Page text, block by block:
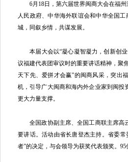
6月18日，第六届世界闽商大会在福州
人民政府、中华海外联谊会和中华全国
城，同叙乡情，共谋发展。
本届大会以“凝心凝智凝力，创新创业
议福建代表团审议时的重要讲话精神，聚
天下先、爱拼才会赢”的闽商风采，突出
机，引导广大闽商和海内外企业家到闽
更大力量支撑。
全国政协副主席、全国工商联主席高
要讲话。活动由省长唐登杰主持。省委
者”的决定，与会领导为获奖代表颁奖。